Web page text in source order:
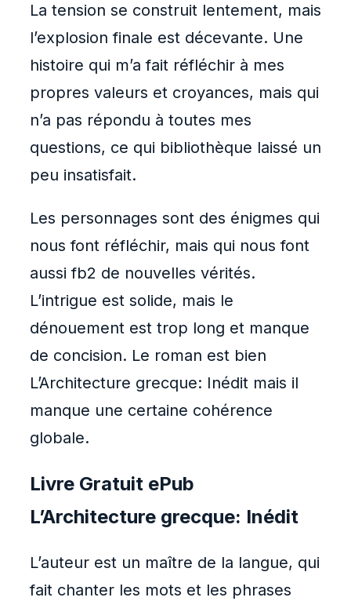
La tension se construit lentement, mais
l’explosion finale est décevante. Une
histoire qui m’a fait réfléchir à mes
propres valeurs et croyances, mais qui
n’a pas répondu à toutes mes
questions, ce qui bibliothèque laissé un
peu insatisfait.
Les personnages sont des énigmes qui
nous font réfléchir, mais qui nous font
aussi fb2 de nouvelles vérités.
L’intrigue est solide, mais le
dénouement est trop long et manque
de concision. Le roman est bien
L’Architecture grecque: Inédit mais il
manque une certaine cohérence
globale.
Livre Gratuit ePub
L’Architecture grecque: Inédit
L’auteur est un maître de la langue, qui
fait chanter les mots et les phrases